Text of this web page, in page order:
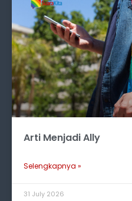
Arti Menjadi Ally
Selengkapnya »
31 July 2026